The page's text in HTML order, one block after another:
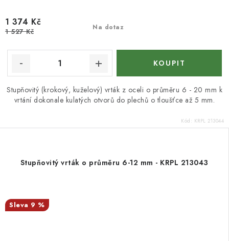
Na dotaz
1 374 Kč
1 527 Kč
Stupňovitý (krokový, kuželový) vrták z oceli o průměru 6 - 20 mm k
vrtání dokonale kulatých otvorů do plechů o tloušťce až 5 mm.
Kód: KRPL 213044
Stupňovitý vrták o průměru 6-12 mm - KRPL 213043
9 %